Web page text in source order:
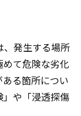
、発生する場所
て危険な劣化
る箇所につい
や「浸透探傷